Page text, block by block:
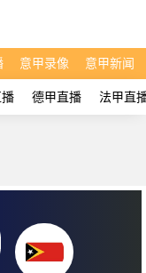
意甲录像 意甲新闻
德甲直播 法甲直